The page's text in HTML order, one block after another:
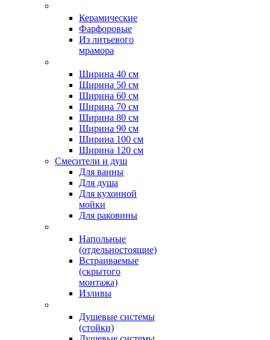
Керамические
Фарфоровые
Из литьевого
мрамора
Ширина 40 см
Ширина 50 см
Ширина 60 см
Ширина 70 см
Ширина 80 см
Ширина 90 см
Ширина 100 см
Ширина 120 см
Смесители и душ
Для ванны
Для душа
Для кухонной
мойки
Для раковины
Напольные
(отдельностоящие)
Встраиваемые
(скрытого
монтажа)
Изливы
Душевые системы
(стойки)